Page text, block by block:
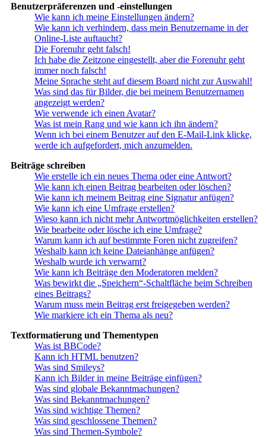
Benutzerpräferenzen und -einstellungen
Wie kann ich meine Einstellungen ändern?
Wie kann ich verhindern, dass mein Benutzername in der
Online-Liste auftaucht?
Die Forenuhr geht falsch!
Ich habe die Zeitzone eingestellt, aber die Forenuhr geht
immer noch falsch!
Meine Sprache steht auf diesem Board nicht zur Auswahl!
Was sind das für Bilder, die bei meinem Benutzernamen
angezeigt werden?
Wie verwende ich einen Avatar?
Was ist mein Rang und wie kann ich ihn ändern?
Wenn ich bei einem Benutzer auf den E-Mail-Link klicke,
werde ich aufgefordert, mich anzumelden.
Beiträge schreiben
Wie erstelle ich ein neues Thema oder eine Antwort?
Wie kann ich einen Beitrag bearbeiten oder löschen?
Wie kann ich meinem Beitrag eine Signatur anfügen?
Wie kann ich eine Umfrage erstellen?
Wieso kann ich nicht mehr Antwortmöglichkeiten erstellen?
Wie bearbeite oder lösche ich eine Umfrage?
Warum kann ich auf bestimmte Foren nicht zugreifen?
Weshalb kann ich keine Dateianhänge anfügen?
Weshalb wurde ich verwarnt?
Wie kann ich Beiträge den Moderatoren melden?
Was bewirkt die „Speichern“-Schaltfläche beim Schreiben
eines Beitrags?
Warum muss mein Beitrag erst freigegeben werden?
Wie markiere ich ein Thema als neu?
Textformatierung und Thementypen
Was ist BBCode?
Kann ich HTML benutzen?
Was sind Smileys?
Kann ich Bilder in meine Beiträge einfügen?
Was sind globale Bekanntmachungen?
Was sind Bekanntmachungen?
Was sind wichtige Themen?
Was sind geschlossene Themen?
Was sind Themen-Symbole?